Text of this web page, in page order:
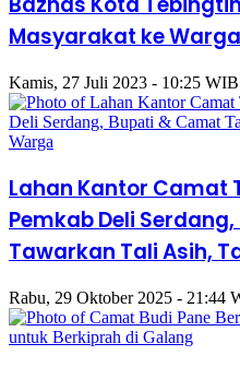
Masyarakat ke
Kamis, 27 Juli 2023 - 10:25 WIB
Lahan Kantor Camat
Pemkab Deli
Tawarkan Tali Asih,
Rabu, 29 Oktober 2025 - 21:44